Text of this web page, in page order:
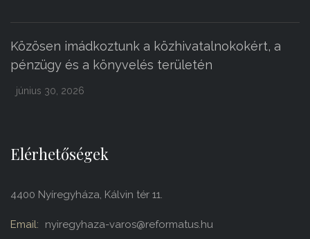
Közösen imádkoztunk a közhivatalnokokért, a
pénzügy és a könyvelés területén
június 30, 2026
Elérhetőségek
4400 Nyíregyháza, Kálvin tér 11.
Email: nyiregyhaza-varos@reformatus.hu